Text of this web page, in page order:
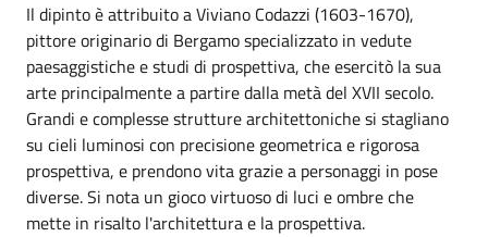
Il dipinto è attribuito a Viviano Codazzi (1603-1670),
pittore originario di Bergamo specializzato in vedute
paesaggistiche e studi di prospettiva, che esercitò la sua
arte principalmente a partire dalla metà del XVII secolo.
Grandi e complesse strutture architettoniche si stagliano
su cieli luminosi con precisione geometrica e rigorosa
prospettiva, e prendono vita grazie a personaggi in pose
diverse. Si nota un gioco virtuoso di luci e ombre che
mette in risalto l'architettura e la prospettiva.